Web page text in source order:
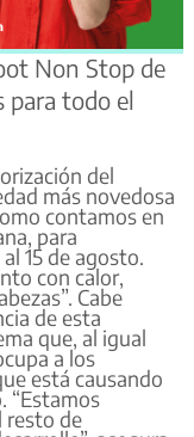
Non Stop de
para todo el
del
más novedosa
contamos en
para
15 de agosto.
con calor,
Cabe
de esta
que, al igual
a los
está causando
“Estamos
resto de